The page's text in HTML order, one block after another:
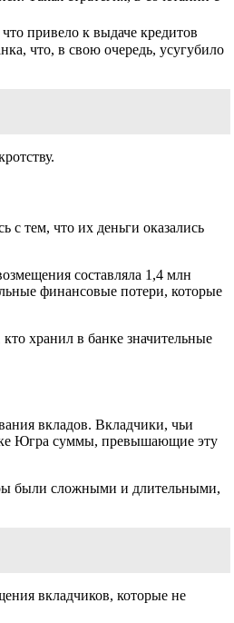
привело к выдаче кредитов
что, в свою очередь, усугубило
с тем, что их деньги оказались
составляла 1,4 млн
финансовые потери, которые
хранил в банке значительные
вкладов. Вкладчики, чьи
Югра суммы, превышающие эту
были сложными и длительными,
вкладчиков, которые не